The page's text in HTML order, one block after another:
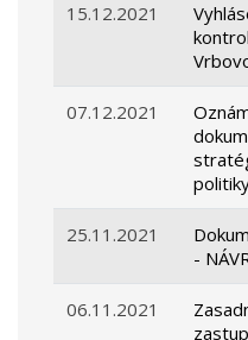
15.12.2021
07.12.2021
25.11.2021
-
06.11.2021